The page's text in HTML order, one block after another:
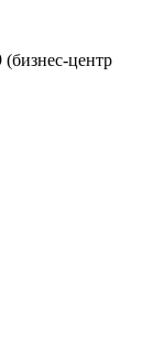
центр